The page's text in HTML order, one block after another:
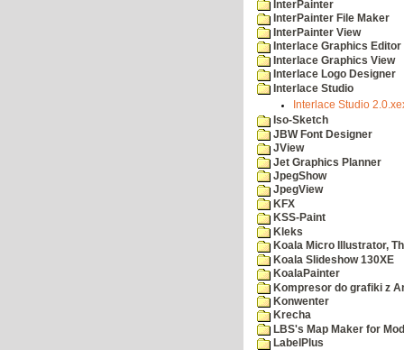
InterPainter
InterPainter File Maker
InterPainter View
Interlace Graphics Editor
Interlace Graphics View
Interlace Logo Designer
Interlace Studio
Interlace Studio
Iso-Sketch
JBW Font Designer
JView
Jet Graphics Planner
JpegShow
JpegView
KFX
KSS-Paint
Kleks
Koala Micro Illustrator,
Koala Slideshow 130XE
KoalaPainter
Kompresor do grafiki z
Konwenter
Krecha
LBS's Map Maker for
LabelPlus